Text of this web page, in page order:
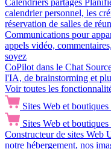
Calendriers partagés
calendrier personnel, les
réservation de salles de
Communications pour
appels vidéo,
soyez
CoPilot dans le Chat
l'IA, de brainstorming et
Voir toutes les
Sites Web et
Sites Web et
Constructeur de sites Web
notre hébergement, nos